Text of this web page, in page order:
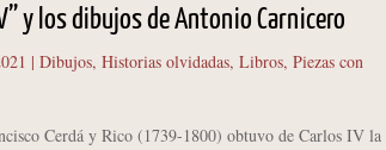
y los dibujos de Antonio Carnicero
| Dibujos, Historias olvidadas, Libros, Piezas con
Cerdá y Rico (1739-1800) obtuvo de Carlos IV la